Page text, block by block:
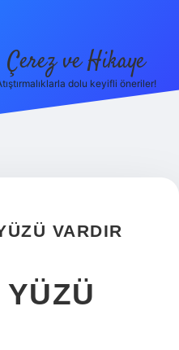
Çerez ve Hikaye
dolu keyifli öneriler!
VARDIR